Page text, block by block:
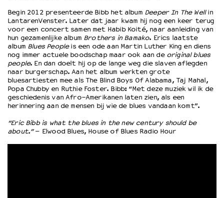
OVER LANTARENVENSTER
Wat we doen
Werken bij
Wie is wie
Word vriend
Historie
Partners
Privacyverklaring
Integriteits- en gedragscode
Begin 2012 presenteerde Bibb het album Deeper In The Wellin
LantarenVenster. Later dat jaar kwam hij nog een keer terug
voor een concert samen met Habib Koité, naar aanleiding van
hun gezamenlijke album Brothers in Bamako. Erics laatste
album Blues Peopleis een ode aan Martin Luther King en diens
nog immer actuele boodschap maar ook aan de original blues
people. En dan doelt hij op de lange weg die slaven aflegden
naar burgerschap. Aan het album werkten grote
bluesartiesten mee als The Blind Boys Of Alabama, Taj Mahal,
Popa Chubby en Ruthie Foster. Bibb: “Met deze muziek wil ik de
geschiedenis van Afro-Amerikanen laten zien, als een
herinnering aan de mensen bij wie de blues vandaan komt”.
“Eric Bibb is what the blues in the new century should be
about.”– Elwood Blues, House of Blues Radio Hour